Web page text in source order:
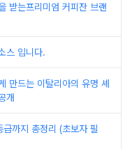
받는프리미엄 커피잔 브랜
스 입니다.
만드는 이탈리아의 유명 셰
개
까지 총정리 (초보자 필